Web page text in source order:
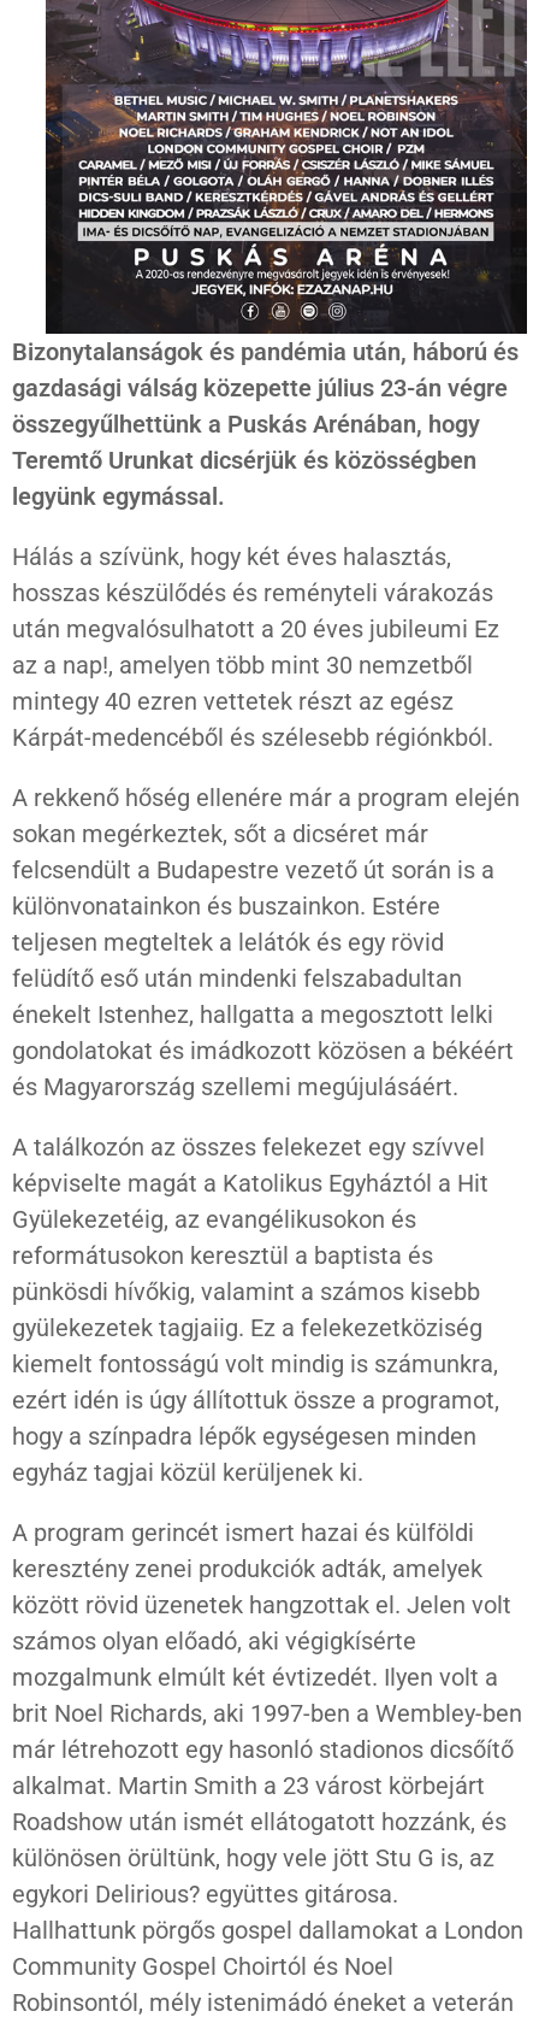
Bizonytalanságok és pandémia után, háború és
gazdasági válság közepette július 23-án végre
összegyűlhettünk a Puskás Arénában, hogy
Teremtő Urunkat dicsérjük és közösségben
legyünk egymással.
Hálás a szívünk, hogy két éves halasztás,
hosszas készülődés és reményteli várakozás
után megvalósulhatott a 20 éves jubileumi Ez
az a nap!, amelyen több mint 30 nemzetből
mintegy 40 ezren vettetek részt az egész
Kárpát-medencéből és szélesebb régiónkból.
A rekkenő hőség ellenére már a program elején
sokan megérkeztek, sőt a dicséret már
felcsendült a Budapestre vezető út során is a
különvonatainkon és buszainkon. Estére
teljesen megteltek a lelátók és egy rövid
felüdítő eső után mindenki felszabadultan
énekelt Istenhez, hallgatta a megosztott lelki
gondolatokat és imádkozott közösen a békéért
és Magyarország szellemi megújulásáért.
A találkozón az összes felekezet egy szívvel
képviselte magát a Katolikus Egyháztól a Hit
Gyülekezetéig, az evangélikusokon és
reformátusokon keresztül a baptista és
pünkösdi hívőkig, valamint a számos kisebb
gyülekezetek tagjaiig. Ez a felekezetköziség
kiemelt fontosságú volt mindig is számunkra,
ezért idén is úgy állítottuk össze a programot,
hogy a színpadra lépők egységesen minden
egyház tagjai közül kerüljenek ki.
A program gerincét ismert hazai és külföldi
keresztény zenei produkciók adták, amelyek
között rövid üzenetek hangzottak el. Jelen volt
számos olyan előadó, aki végigkísérte
mozgalmunk elmúlt két évtizedét. Ilyen volt a
brit Noel Richards, aki 1997-ben a Wembley-ben
már létrehozott egy hasonló stadionos dicsőítő
alkalmat. Martin Smith a 23 várost körbejárt
Roadshow után ismét ellátogatott hozzánk, és
különösen örültünk, hogy vele jött Stu G is, az
egykori Delirious? együttes gitárosa.
Hallhattunk pörgős gospel dallamokat a London
Community Gospel Choirtól és Noel
Robinsontól, mély istenimádó éneket a veterán